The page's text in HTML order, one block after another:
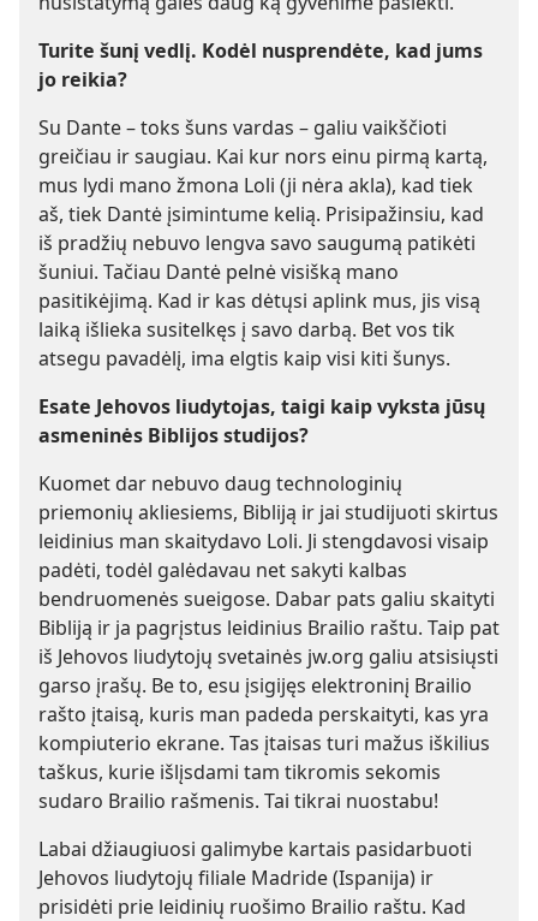
Turite šunį vedlį. Kodėl nusprendėte, kad jums
jo reikia?
Su Dante – toks šuns vardas – galiu vaikščioti
greičiau ir saugiau. Kai kur nors einu pirmą kartą,
mus lydi mano žmona Loli (ji nėra akla), kad tiek
aš, tiek Dantė įsimintume kelią. Prisipažinsiu, kad
iš pradžių nebuvo lengva savo saugumą patikėti
šuniui. Tačiau Dantė pelnė visišką mano
pasitikėjimą. Kad ir kas dėtųsi aplink mus, jis visą
laiką išlieka susitelkęs į savo darbą. Bet vos tik
atsegu pavadėlį, ima elgtis kaip visi kiti šunys.
Esate Jehovos liudytojas, taigi kaip vyksta jūsų
asmeninės Biblijos studijos?
Kuomet dar nebuvo daug technologinių
priemonių akliesiems, Bibliją ir jai studijuoti skirtus
leidinius man skaitydavo Loli. Ji stengdavosi visaip
padėti, todėl galėdavau net sakyti kalbas
bendruomenės sueigose. Dabar pats galiu skaityti
Bibliją ir ja pagrįstus leidinius Brailio raštu. Taip pat
iš Jehovos liudytojų svetainės jw.org galiu atsisiųsti
garso įrašų. Be to, esu įsigijęs elektroninį Brailio
rašto įtaisą, kuris man padeda perskaityti, kas yra
kompiuterio ekrane. Tas įtaisas turi mažus iškilius
taškus, kurie išlįsdami tam tikromis sekomis
sudaro Brailio rašmenis. Tai tikrai nuostabu!
Labai džiaugiuosi galimybe kartais pasidarbuoti
Jehovos liudytojų filiale Madride (Ispanija) ir
prisidėti prie leidinių ruošimo Brailio raštu. Kad